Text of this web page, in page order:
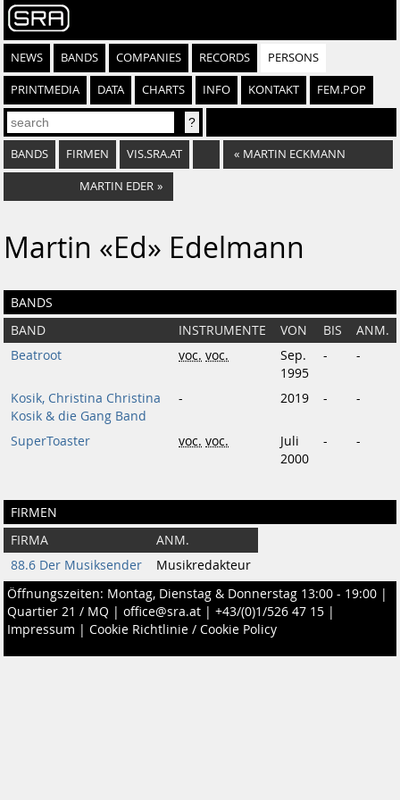
NEWS BANDS COMPANIES RECORDS PERSONS
PRINTMEDIA DATA CHARTS INFO KONTAKT FEM.POP
BANDS FIRMEN VIS.SRA.AT « MARTIN ECKMANN
MARTIN EDER »
Martin «Ed» Edelmann
BANDS
BAND INSTRUMENTE VON BIS
ANM.
Beatroot
voc. voc.
Sep.
1995
- -
Kosik, Christina Christina
Kosik & die Gang Band
- 2019 - -
SuperToaster voc. voc.
Juli
2000
- -
FIRMEN
FIRMA
ANM.
88.6 Der Musiksender
Musikredakteur
Öffnungszeiten: Montag, Dienstag & Donnerstag 13:00 - 19:00 |
Quartier 21 / MQ | office@sra.at | +43/(0)1/526 47 15 |
Impressum | Cookie Richtlinie / Cookie Policy